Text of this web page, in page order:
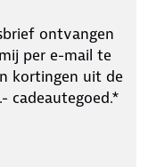
ontvangen
per e-mail te
kortingen uit de
cadeautegoed.*